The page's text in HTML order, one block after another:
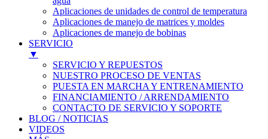
Aplicaciones de unidades de control de temperatura
Aplicaciones de manejo de matrices y moldes
Aplicaciones de manejo de bobinas
SERVICIO
▼
SERVICIO Y REPUESTOS
NUESTRO PROCESO DE VENTAS
PUESTA EN MARCHA Y ENTRENAMIENTO
FINANCIAMIENTO / ARRENDAMIENTO
CONTACTO DE SERVICIO Y SOPORTE
BLOG / NOTICIAS
VIDEOS